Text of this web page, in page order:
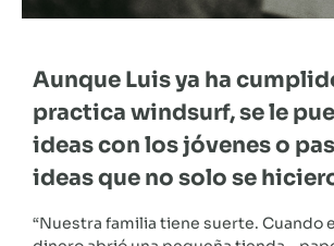
Aunque Luis ya ha
practica windsurf, se le
ideas con los jóvenes o
ideas que no solo se
“Nuestra familia tiene suerte. Cuando